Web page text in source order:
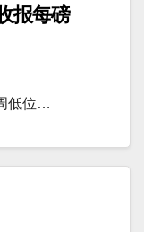
报每磅
低位…